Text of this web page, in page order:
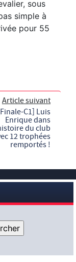
sous
simple à
pour 55
Article suivant
C1] Luis
Enrique dans
du club
12 trophées
remportés !